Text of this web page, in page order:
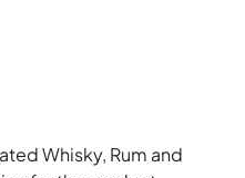
Whisky, Rum and